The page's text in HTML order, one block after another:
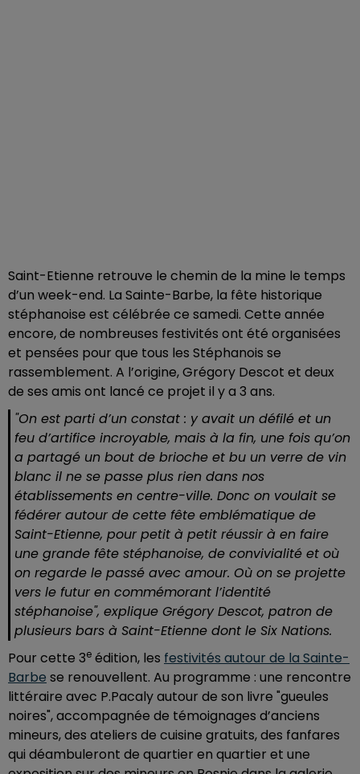
Saint-Etienne retrouve le chemin de la mine le temps
d’un week-end. La Sainte-Barbe, la fête historique
stéphanoise est célébrée ce samedi. Cette année
encore, de nombreuses festivités ont été organisées
et pensées pour que tous les Stéphanois se
rassemblement. A l’origine, Grégory Descot et deux
de ses amis ont lancé ce projet il y a 3 ans.
"On est parti d’un constat : y avait un défilé et un
feu d’artifice incroyable, mais à la fin, une fois qu’on
a partagé un bout de brioche et bu un verre de vin
blanc il ne se passe plus rien dans nos
établissements en centre-ville. Donc on voulait se
fédérer autour de cette fête emblématique de
Saint-Etienne, pour petit à petit réussir à en faire
une grande fête stéphanoise, de convivialité et où
on regarde le passé avec amour. Où on se projette
vers le futur en commémorant l’identité
stéphanoise", explique Grégory Descot, patron de
plusieurs bars à Saint-Etienne dont le Six Nations.
Pour cette 3e édition, les festivités autour de la Sainte-
Barbe se renouvellent. Au programme : une rencontre
littéraire avec P.Pacaly autour de son livre "gueules
noires", accompagnée de témoignages d’anciens
mineurs, des ateliers de cuisine gratuits, des fanfares
qui déambuleront de quartier en quartier et une